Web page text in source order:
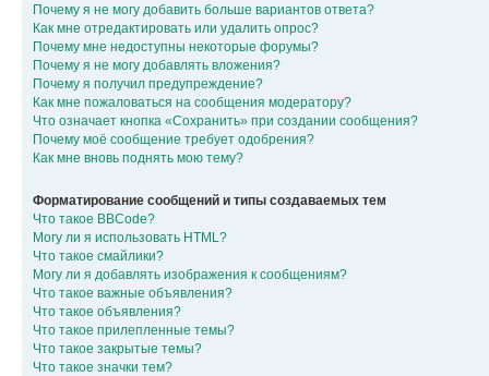
Почему я не могу добавить больше вариантов ответа?
Как мне отредактировать или удалить опрос?
Почему мне недоступны некоторые форумы?
Почему я не могу добавлять вложения?
Почему я получил предупреждение?
Как мне пожаловаться на сообщения модератору?
Что означает кнопка «Сохранить» при создании сообщения?
Почему моё сообщение требует одобрения?
Как мне вновь поднять мою тему?
Форматирование сообщений и типы создаваемых тем
Что такое BBCode?
Могу ли я использовать HTML?
Что такое смайлики?
Могу ли я добавлять изображения к сообщениям?
Что такое важные объявления?
Что такое объявления?
Что такое прилепленные темы?
Что такое закрытые темы?
Что такое значки тем?